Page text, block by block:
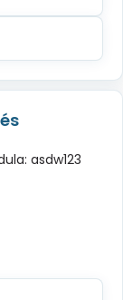
asdw123